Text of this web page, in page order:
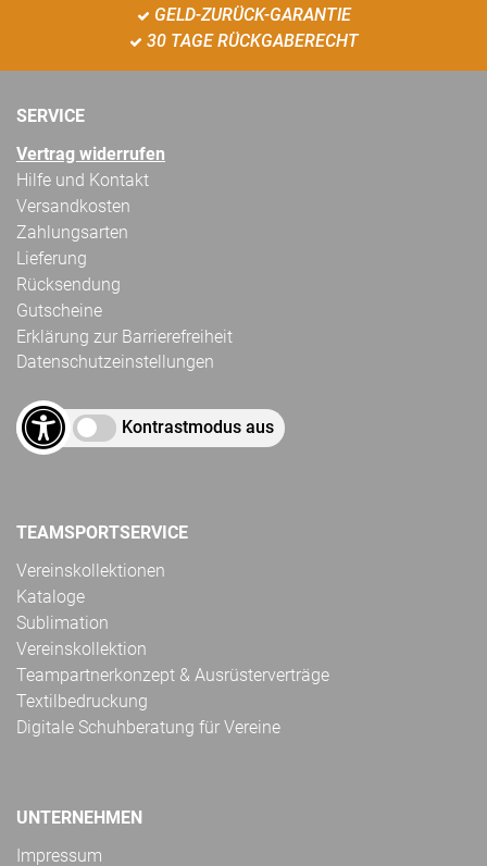
GELD-ZURÜCK-GARANTIE
30 TAGE RÜCKGABERECHT
SERVICE
Vertrag widerrufen
Hilfe und Kontakt
Versandkosten
Zahlungsarten
Lieferung
Rücksendung
Gutscheine
Erklärung zur Barrierefreiheit
Datenschutzeinstellungen
Kontrastmodus aus
TEAMSPORTSERVICE
Vereinskollektionen
Kataloge
Sublimation
Vereinskollektion
Teampartnerkonzept & Ausrüsterverträge
Textilbedruckung
Digitale Schuhberatung für Vereine
UNTERNEHMEN
Impressum